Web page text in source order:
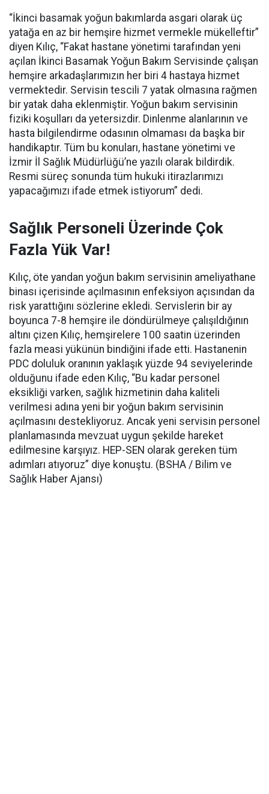
“İkinci basamak yoğun bakımlarda asgari olarak üç
yatağa en az bir hemşire hizmet vermekle mükelleftir”
diyen Kılıç, “Fakat hastane yönetimi tarafından yeni
açılan İkinci Basamak Yoğun Bakım Servisinde çalışan
hemşire arkadaşlarımızın her biri 4 hastaya hizmet
vermektedir. Servisin tescili 7 yatak olmasına rağmen
bir yatak daha eklenmiştir. Yoğun bakım servisinin
fiziki koşulları da yetersizdir. Dinlenme alanlarının ve
hasta bilgilendirme odasının olmaması da başka bir
handikaptır. Tüm bu konuları, hastane yönetimi ve
İzmir İl Sağlık Müdürlüğü’ne yazılı olarak bildirdik.
Resmi süreç sonunda tüm hukuki itirazlarımızı
yapacağımızı ifade etmek istiyorum” dedi.
Sağlık Personeli Üzerinde Çok
Fazla Yük Var!
Kılıç, öte yandan yoğun bakım servisinin ameliyathane
binası içerisinde açılmasının enfeksiyon açısından da
risk yarattığını sözlerine ekledi. Servislerin bir ay
boyunca 7-8 hemşire ile döndürülmeye çalışıldığının
altını çizen Kılıç, hemşirelere 100 saatin üzerinden
fazla measi yükünün bindiğini ifade etti. Hastanenin
PDC doluluk oranının yaklaşık yüzde 94 seviyelerinde
olduğunu ifade eden Kılıç, “Bu kadar personel
eksikliği varken, sağlık hizmetinin daha kaliteli
verilmesi adına yeni bir yoğun bakım servisinin
açılmasını destekliyoruz. Ancak yeni servisin personel
planlamasında mevzuat uygun şekilde hareket
edilmesine karşıyız. HEP-SEN olarak gereken tüm
adımları atıyoruz” diye konuştu. (BSHA / Bilim ve
Sağlık Haber Ajansı)